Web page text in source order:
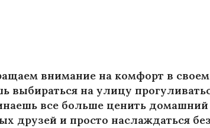
внимание на комфорт в
выбираться на улицу
все больше ценить
друзей и просто наслаждаться